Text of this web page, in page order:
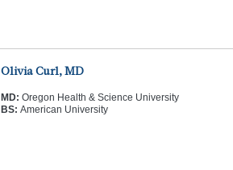
Olivia Curl, MD
MD: Oregon Health & Science University
BS: American University